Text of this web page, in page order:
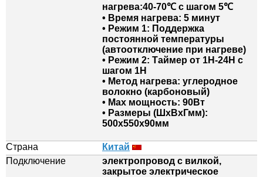
нагрева:40-70℃ с шагом 5℃
• Время нагрева: 5 минут
• Режим 1: Поддержка
постоянной температуры
(автоотключение при нагреве)
• Режим 2: Таймер от 1H-24H c
шагом 1H
• Метод нагрева: углеродное
волокно (карбоновый)
• Мах мощность: 90Вт
• Размеры (ШхВхГмм):
500х550х90мм
Страна
Китай
Подключение
электропровод с вилкой,
закрытое электрическое